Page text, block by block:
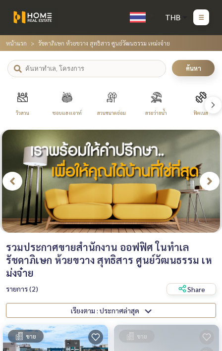
THB
หน้าแรก รัชดาภิเษก ห้วยขวาง สุทธิสาร ศูนย์วัฒนธรรม เหม่งจ๋าย
ค้นหา
วิวสวน ชอบแฮงเอาท์ สวนขนาดย่อม สระว่ายน้ำ ฟิตเนส
รวมประกาศขายสำนักงาน ออฟฟิศ ในทำเล
รัชดาภิเษก ห้วยขวาง สุทธิสาร ศูนย์วัฒนธรรม เห
ม่งจ๋าย
รายการ (2) Share
เรียงตาม : ประกาศล่าสุด
ขาย ขาย